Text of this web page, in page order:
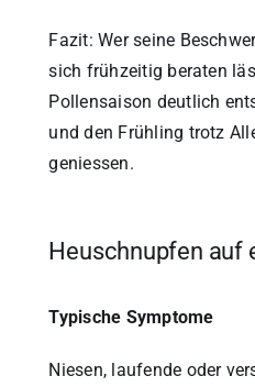
Fazit: Wer seine
sich frühzeitig beraten
Pollensaison deutlich
und den Frühling trotz
geniessen.
Heuschnupfen auf
Typische Symptome
Niesen, laufende oder